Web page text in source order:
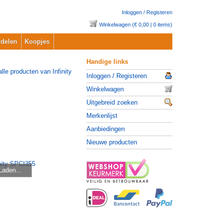
Inloggen / Registeren
Winkelwagen (€ 0,00 | 0 items)
Koopjes
Laden...
Handige links
Inloggen / Registeren
Winkelwagen
Uitgebreid zoeken
Merkenlijst
Aanbiedingen
Nieuwe producten